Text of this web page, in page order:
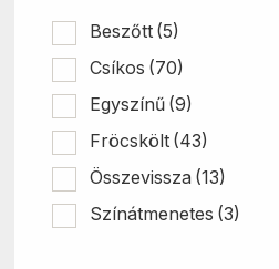
Beszőtt (5)
Csíkos (70)
Egyszínű (9)
Fröcskölt (43)
Összevissza (13)
Színátmenetes (3)